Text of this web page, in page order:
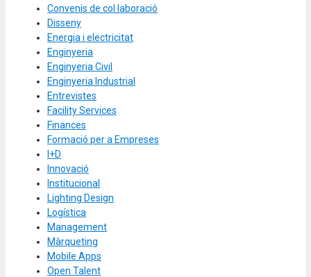
Convenis de col·laboració
Disseny
Energia i electricitat
Enginyeria
Enginyeria Civil
Enginyeria Industrial
Entrevistes
Facility Services
Finances
Formació per a Empreses
I+D
Innovació
Institucional
Lighting Design
Logística
Management
Màrqueting
Mobile Apps
Open Talent